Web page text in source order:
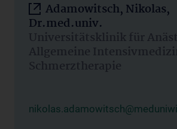
Adamowitsch, Nikolas,
Dr.med.univ.
Universitätsklinik für
Allgemeine
Schmerztherapie